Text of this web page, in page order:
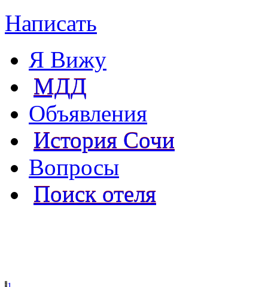
Написать
Я Вижу
МДД
Объявления
История Сочи
Вопросы
Поиск отеля